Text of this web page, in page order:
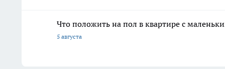
Что положить на пол в квартире с
5 августа